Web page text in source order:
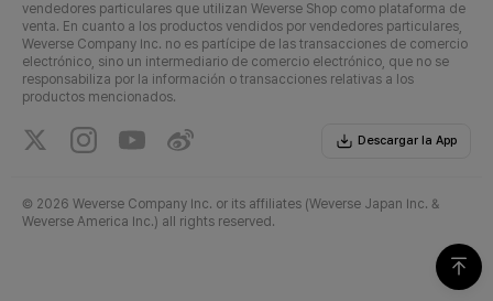
vendedores particulares que utilizan Weverse Shop como plataforma de
venta. En cuanto a los productos vendidos por vendedores particulares,
Weverse Company Inc. no es partícipe de las transacciones de comercio
electrónico, sino un intermediario de comercio electrónico, que no se
responsabiliza por la información o transacciones relativas a los
productos mencionados.
Descargar la App
© 2026 Weverse Company Inc. or its affiliates (Weverse Japan Inc. &
Weverse America Inc.) all rights reserved.